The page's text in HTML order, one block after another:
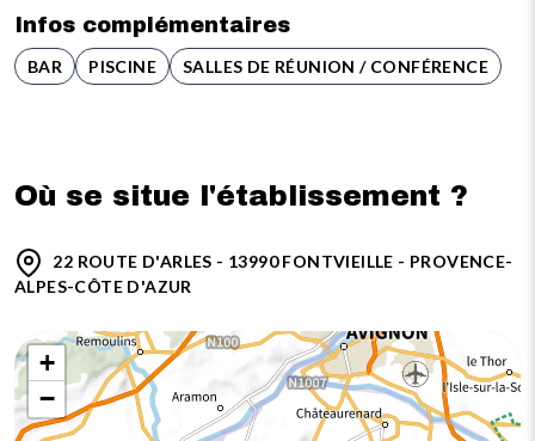
Infos complémentaires
BAR PISCINE SALLES DE RÉUNION / CONFÉRENCE
Où se situe l'établissement ?
22 ROUTE D'ARLES - 13990 FONTVIEILLE - PROVENCE-
ALPES-CÔTE D'AZUR
+
−